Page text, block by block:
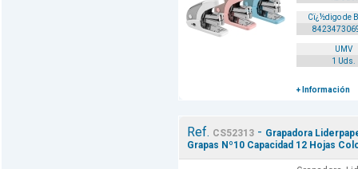
Cï¿½digo de
UMV
1 Uds.
+ Información
Ref. CS52313- Grapadora
Grapas Nº10 Capacidad 12 Hojas